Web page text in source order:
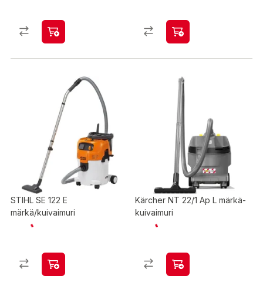
STIHL SE 122 E
märkä/kuivaimuri
Kärcher NT 22/1 Ap L märkä-
kuivaimuri